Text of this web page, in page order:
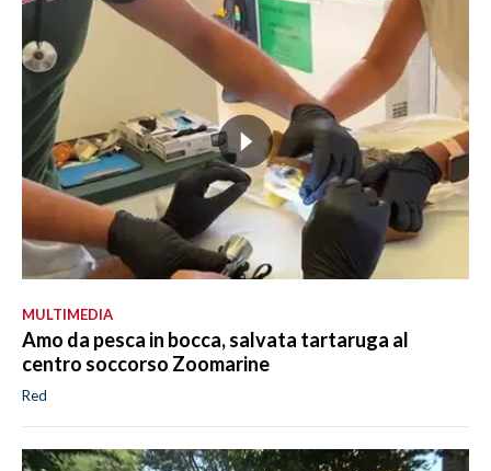
MULTIMEDIA
Amo da pesca in bocca, salvata tartaruga al
centro soccorso Zoomarine
Red